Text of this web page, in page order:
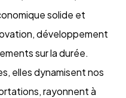
solide et
développement
sur la durée.
elles dynamisent nos
rayonnent à